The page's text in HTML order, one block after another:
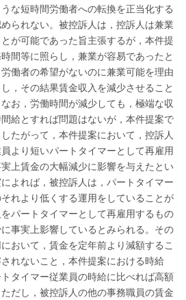
な短時間労働者への転換を正当化する
られない。 被控訴人は，控訴人は兼業
が可能であった旨主張するが， 本件提
間等に照らし，兼業が容易であったと
働者の希望がないのに兼業可能を理由
，その結果賃金収入を減少させること
なお，労働時間が減少しても，極端な収
給とすれば問題はないが，本件提案で
したがって，本件提案において，控訴人
より短いパートタイマーとして再雇用
上賃金の大幅減少に影響を与えたとい
よれば，被控訴人は，パートタイマー
れより低くする運用をしていることが
パートタイマーとして再雇用するもの
事実上影響しているとみられる。その
おいて，賃金を定年前より減額するこ
れないこと，本件提案における時給
タイマー従業員の時給に比べれば高額
だし，被控訴人の他の事務職員の賃金